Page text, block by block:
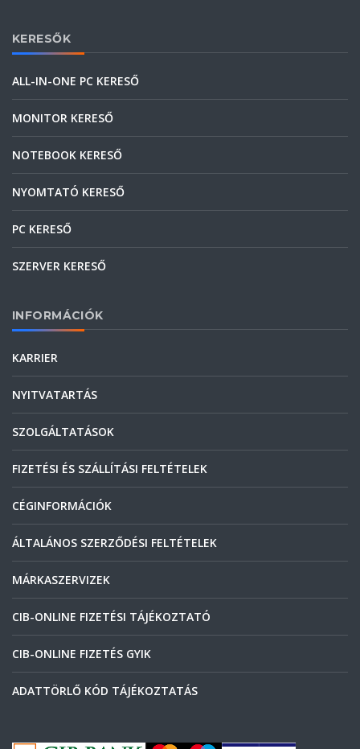
KERESŐK
ALL-IN-ONE PC KERESŐ
MONITOR KERESŐ
NOTEBOOK KERESŐ
NYOMTATÓ KERESŐ
PC KERESŐ
SZERVER KERESŐ
INFORMÁCIÓK
KARRIER
NYITVATARTÁS
SZOLGÁLTATÁSOK
FIZETÉSI ÉS SZÁLLÍTÁSI FELTÉTELEK
CÉGINFORMÁCIÓK
ÁLTALÁNOS SZERZŐDÉSI FELTÉTELEK
MÁRKASZERVIZEK
CIB-ONLINE FIZETÉSI TÁJÉKOZTATÓ
CIB-ONLINE FIZETÉS GYIK
ADATTÖRLŐ KÓD TÁJÉKOZTATÁS